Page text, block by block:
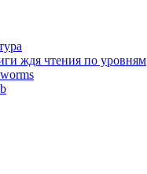
ждя чтения по уровням